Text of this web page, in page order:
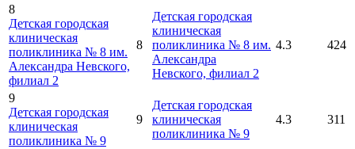
8
Детская городская
клиническая
поликлиника № 8 им.
Александра Невского,
филиал 2
8
Детская городская
клиническая
поликлиника № 8 им.
Александра
Невского, филиал 2
4.3 424
9
Детская городская
клиническая
поликлиника № 9
9
Детская городская
клиническая
поликлиника № 9
4.3 311